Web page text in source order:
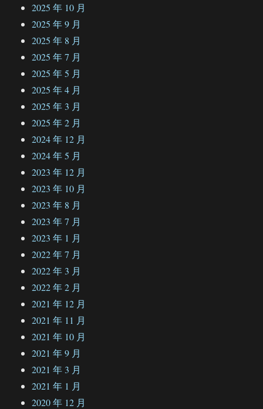
2025 年 10 月
2025 年 9 月
2025 年 8 月
2025 年 7 月
2025 年 5 月
2025 年 4 月
2025 年 3 月
2025 年 2 月
2024 年 12 月
2024 年 5 月
2023 年 12 月
2023 年 10 月
2023 年 8 月
2023 年 7 月
2023 年 1 月
2022 年 7 月
2022 年 3 月
2022 年 2 月
2021 年 12 月
2021 年 11 月
2021 年 10 月
2021 年 9 月
2021 年 3 月
2021 年 1 月
2020 年 12 月